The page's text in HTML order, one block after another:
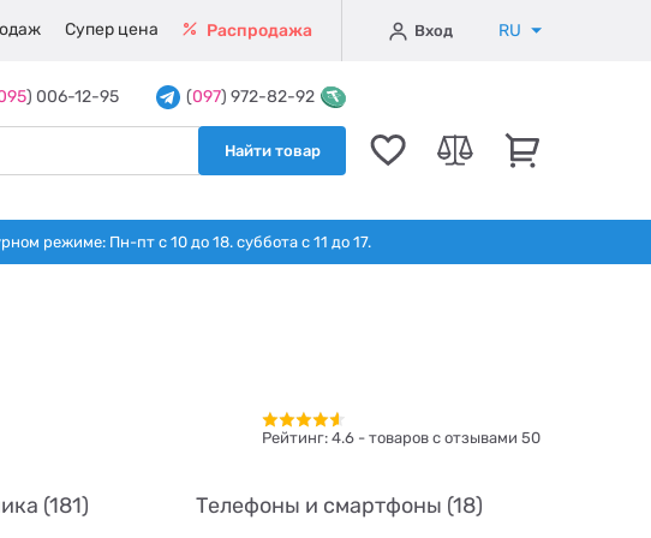
Супер цена Распродажа Вход RU
) 006-12-95 (097) 972-82-92
Найти товар
режиме: Пн-пт с 10 до 18. суббота с 11 до 17.
Рейтинг: 4.6 - товаров с отзывами 50
(181) Телефоны и смартфоны (18)